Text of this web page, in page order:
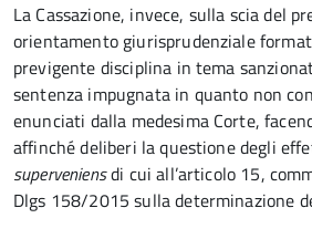
La Cassazione, invece, sulla scia del
orientamento giurisprudenziale
previgente disciplina in tema
sentenza impugnata in quanto non
enunciati dalla medesima Corte,
affinché deliberi la questione degli
superveniensdi cui all’articolo 15,
Dlgs 158/2015 sulla determinazione